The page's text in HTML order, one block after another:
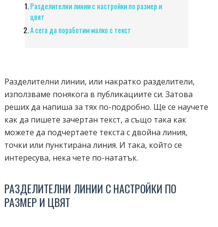
Разделителни линии с настройки по размер и
цвят
А сега да поработим малко с текст
Разделителни линии, или накратко разделители,
използваме понякога в публикациите си. Затова
реших да напиша за тях по-подробно. Ще се научете
как да пишете зачертан текст, а също така как
можете да подчертаете текста с двойна линия,
точки или пунктирана линия. И така, който се
интересува, нека чете по-нататък.
РАЗДЕЛИТЕЛНИ ЛИНИИ С НАСТРОЙКИ ПО
РАЗМЕР И ЦВЯТ